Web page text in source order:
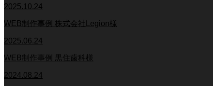
2025.10.24
WEB制作事例 株式会社Legion様
2025.06.24
WEB制作事例 黒住歯科様
2024.08.24